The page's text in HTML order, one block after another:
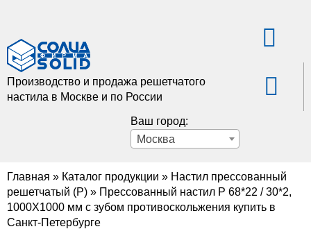
Производство и продажа решетчатого
настила в Москве и по России
Ваш город:
Москва
Главная » Каталог продукции » Настил прессованный
решетчатый (Р) » Прессованный настил Р 68*22 / 30*2,
1000X1000 мм с зубом противоскольжения купить в
Санкт-Петербурге